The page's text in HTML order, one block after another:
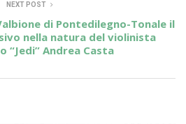
NEXT POST
di Pontedilegno-Tonale il
nella natura del violinista
“Jedi” Andrea Casta